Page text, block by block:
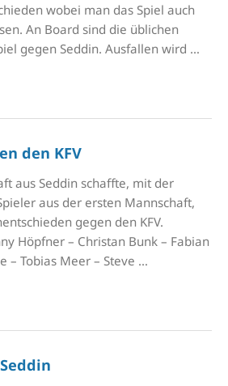
wobei man das Spiel auch
An Board sind die üblichen
gegen Seddin. Ausfallen wird …
den KFV
aus Seddin schaffte, mit der
aus der ersten Mannschaft,
gegen den KFV.
Höpfner – Christan Bunk – Fabian
– Tobias Meer – Steve …